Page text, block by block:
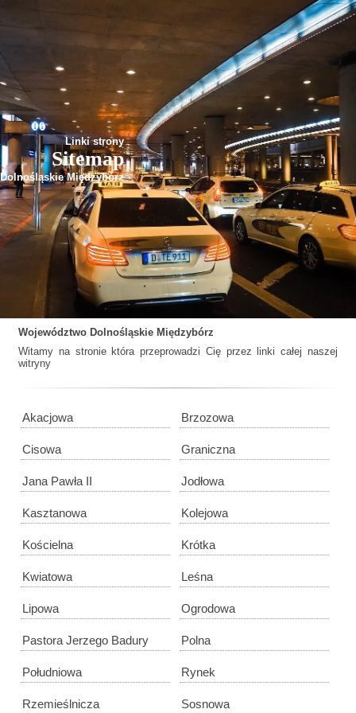
Linki strony
Sitemap
Dolnośląskie Międzybórz
Województwo Dolnośląskie Międzybórz
Witamy na stronie która przeprowadzi Cię przez linki całej naszej
witryny
Akacjowa Brzozowa
Cisowa Graniczna
Jana Pawła II Jodłowa
Kasztanowa Kolejowa
Kościelna Krótka
Kwiatowa Leśna
Lipowa Ogrodowa
Pastora Jerzego Badury Polna
Południowa Rynek
Rzemieślnicza Sosnowa